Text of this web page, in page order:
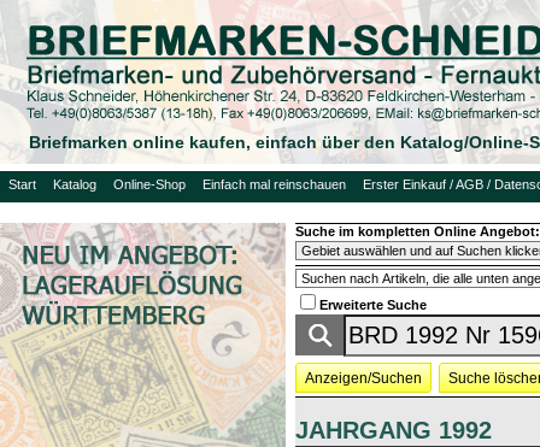
Briefmarken online kaufen, einfach über den Katalog/Online-
Start Katalog Online-Shop Einfach mal reinschauen Erster Einkauf / AGB /
Suche im kompletten Online Angebot:
Erweiterte Suche
Anzeigen/Suchen Suche
JAHRGANG 1992